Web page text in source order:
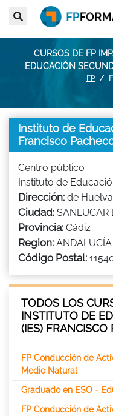
CURSOS DE FP
EDUCACIÓN
FP
Instituto de
Francisco
Centro público
Instituto de
Dirección: de
Ciudad: SANLUCAR
Provincia: Cádiz
Region: ANDALUCÍA
Código Postal:
TODOS LOS
INSTITUTO DE
(IES) FRANCISCO
FP Conducción de
Medio Natural
Graduado en ESO -
FP Conducción de